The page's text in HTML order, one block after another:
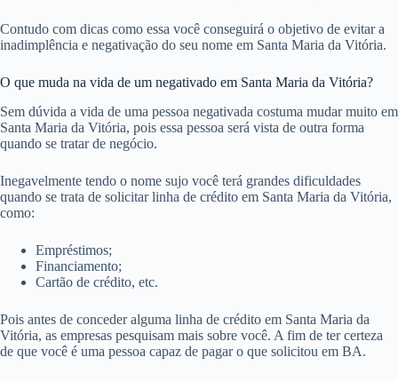
Contudo com dicas como essa você conseguirá o objetivo de evitar a
inadimplência e negativação do seu nome em Santa Maria da Vitória.
O que muda na vida de um negativado em Santa Maria da Vitória?
Sem dúvida a vida de uma pessoa negativada costuma mudar muito em
Santa Maria da Vitória, pois essa pessoa será vista de outra forma
quando se tratar de negócio.
Inegavelmente tendo o nome sujo você terá grandes dificuldades
quando se trata de solicitar linha de crédito em Santa Maria da Vitória,
como:
Empréstimos;
Financiamento;
Cartão de crédito, etc.
Pois antes de conceder alguma linha de crédito em Santa Maria da
Vitória, as empresas pesquisam mais sobre você. A fim de ter certeza
de que você é uma pessoa capaz de pagar o que solicitou em BA.